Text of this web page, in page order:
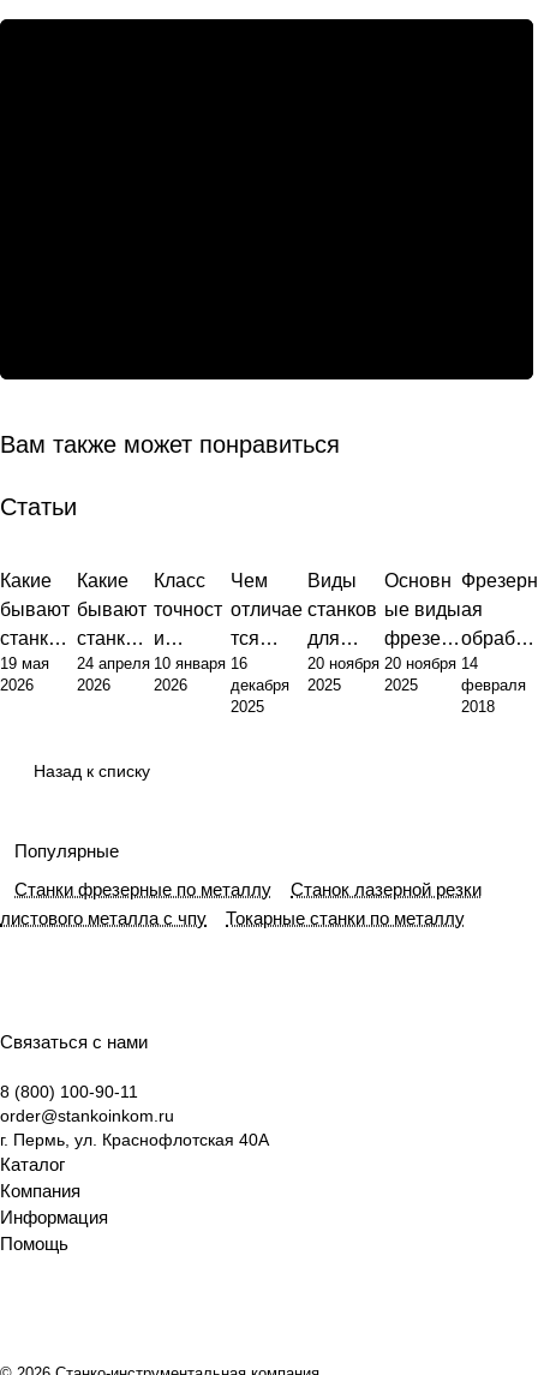
Вам также может понравиться
Статьи
Какие
бывают
станки с
ЧПУ:
инжене
классиф
оборудо
вания
19 мая
2026
Какие
бывают
станки:
полный
обзор
назначе
24 апреля
2026
Класс
точност
и
фрезер
ного
эксплуа
тации
10 января
2026
Чем
отличае
тся
токарны
й станок
и
ключев
16
декабря
2025
Виды
станков
для
металло
обработ
20 ноября
2025
Основн
ые виды
фрезер
ных
станков:
20 ноября
2025
Фрезерн
ая
обработ
ка
металло
нальны
е
14
февраля
2018
Назад к списку
Популярные
Станки фрезерные по металлу
Станок лазерной резки
листового металла с чпу
Токарные станки по металлу
Связаться с нами
8 (800) 100-90-11
order@stankoinkom.ru
г. Пермь, ул. Краснофлотская 40А
Каталог
Компания
Информация
Помощь